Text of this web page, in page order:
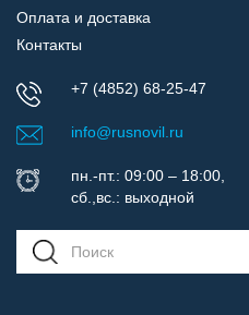
Оплата и доставка
Контакты
+7 (4852) 68-25-47
info@rusnovil.ru
пн.-пт.: 09:00 – 18:00,
сб.,вс.: выходной